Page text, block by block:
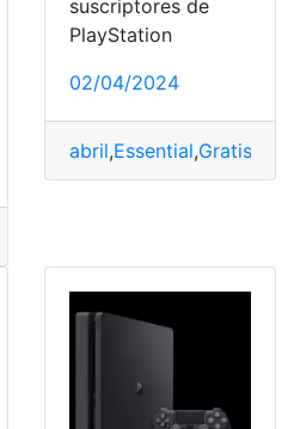
suscriptores de
PlayStation
02/04/2024
abril,Essential,Gratis